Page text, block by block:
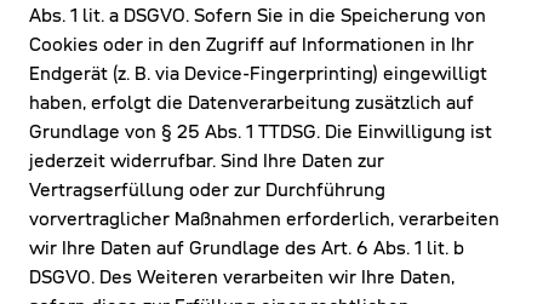
Abs. 1 lit. a DSGVO. Sofern Sie in die Speicherung von
Cookies oder in den Zugriff auf Informationen in Ihr
Endgerät (z. B. via Device-Fingerprinting) eingewilligt
haben, erfolgt die Datenverarbeitung zusätzlich auf
Grundlage von § 25 Abs. 1 TTDSG. Die Einwilligung ist
jederzeit widerrufbar. Sind Ihre Daten zur
Vertragserfüllung oder zur Durchführung
vorvertraglicher Maßnahmen erforderlich, verarbeiten
wir Ihre Daten auf Grundlage des Art. 6 Abs. 1 lit. b
DSGVO. Des Weiteren verarbeiten wir Ihre Daten,